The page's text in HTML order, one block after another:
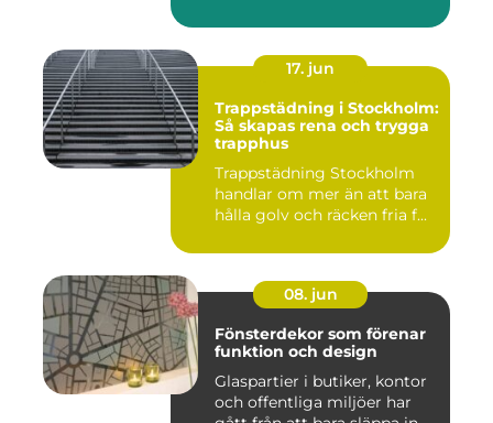
17. jun
Trappstädning i Stockholm:
Så skapas rena och trygga
trapphus
Trappstädning Stockholm
handlar om mer än att bara
hålla golv och räcken fria f...
08. jun
Fönsterdekor som förenar
funktion och design
Glaspartier i butiker, kontor
och offentliga miljöer har